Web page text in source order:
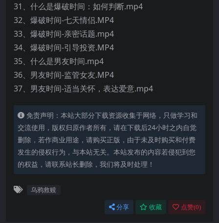
31、什么是爆破时间：如何判断.mp4
32、爆破时间-七天情侣.MP4
33、爆破时间-亲密话题.mp4
34、爆破时间-引导投资.MP4
35、什么是男友时间.mp4
36、男友时间-监管女友.MP4
37、男友时间-适当关怀，表达爱意.mp4
免责声明：本站大部分下载资源收集于网络，只做学习和
交流使用，版权归原作者所有，请在下载后24小时之内自觉
删除，若作商业用途，请购买正版，由于未及时购买和付费
发生的侵权行为，与本站无关。本站发布的内容若侵犯到您
的权益，请联系站长删除，我们将及时处理！
乌鸦救赎
分享 收藏 点赞(0)